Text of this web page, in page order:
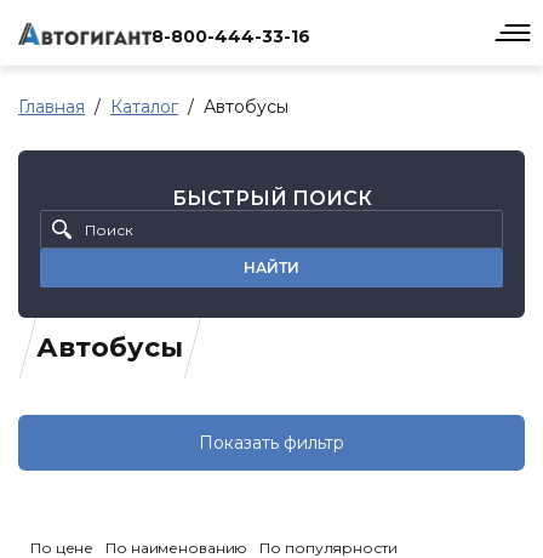
8-800-444-33-16
Главная Каталог Автобусы
Автобусы
БЫСТРЫЙ ПОИСК
НАЙТИ
Показать фильтр
По цене По наименованию
По популярности